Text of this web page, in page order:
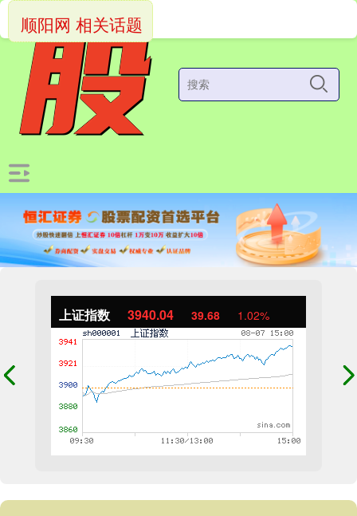
上证指数 3940.04 39.68 1.02%
顺阳网 相关话题